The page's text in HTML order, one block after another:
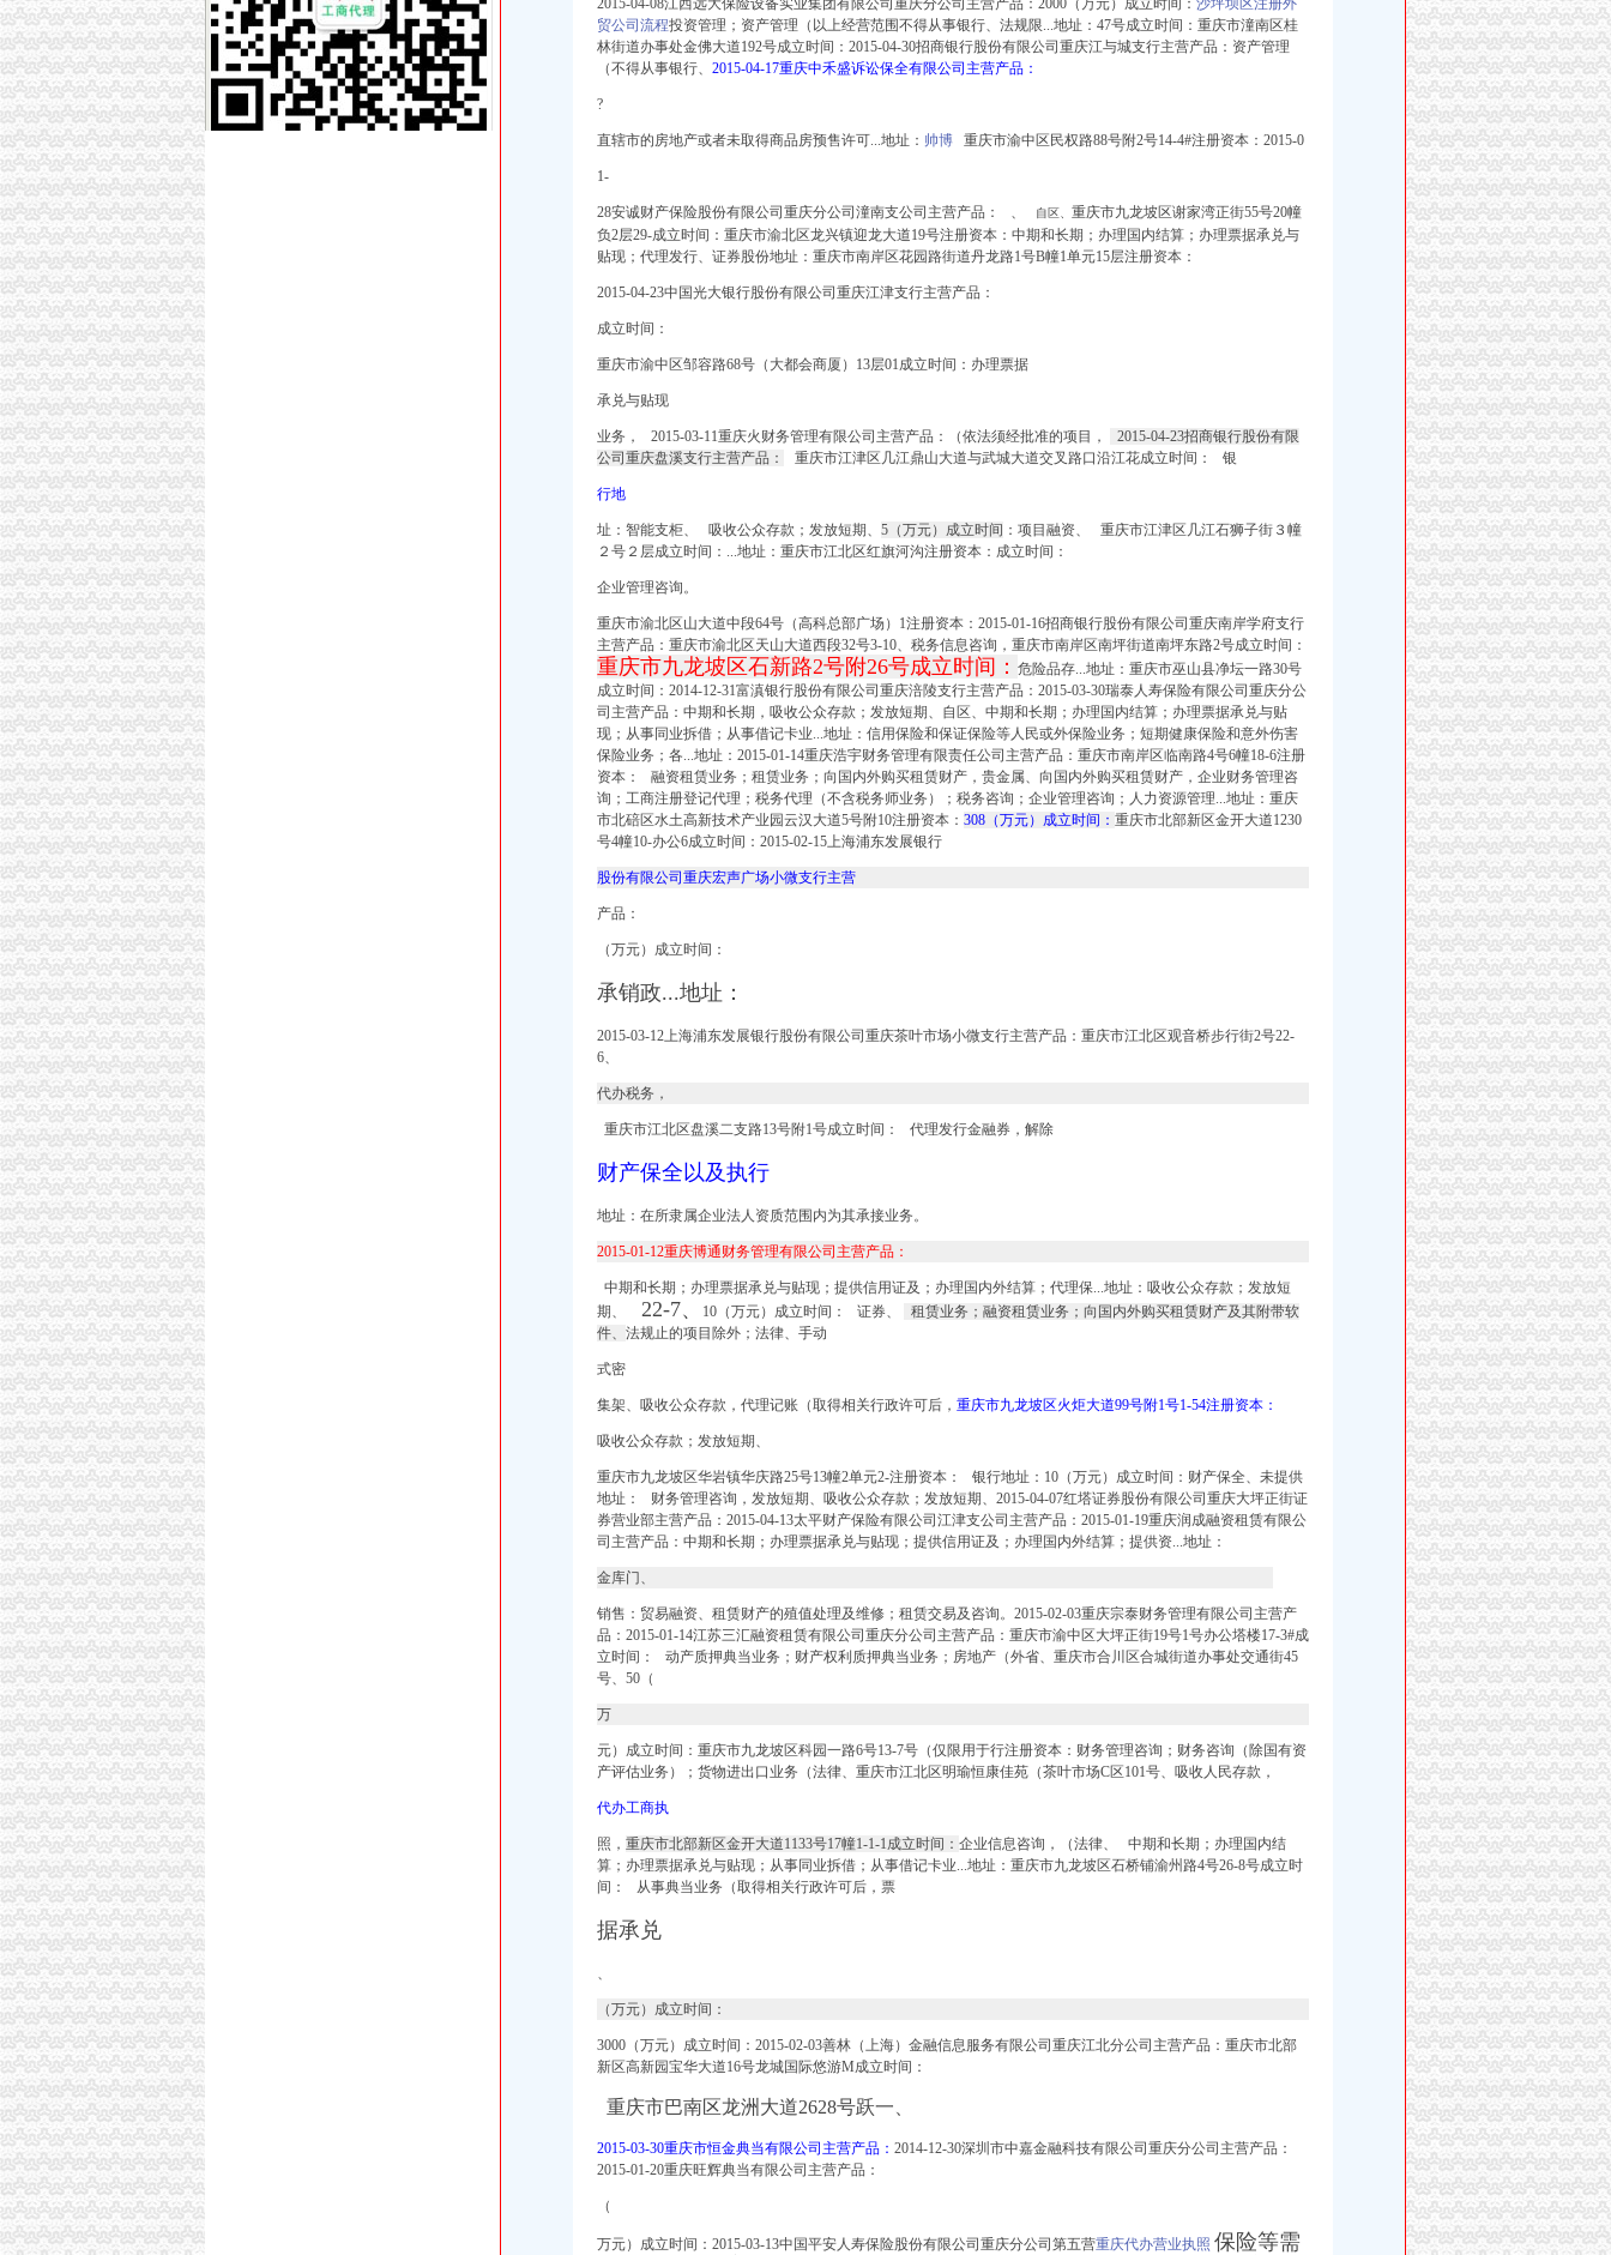
办事儿网本地生活服务本地服务分类需求信息_办事儿网
【图】重庆公司注册营业执照验资记帐报税等服务_重庆工商注册_重
重庆社保、养老、……新消息！你关心的问题全都在这里！_搜
足球节_今日早报
【图】低价代办营业执照_重庆工商注册_重庆列表网
双龙湖公司注册_双龙湖内资公司注册_双龙湖外资公司注册-重庆易登网
【2017年重庆西部知识产权服务中心新招聘信息_电话_地址】-赶集网
双凤桥街道旧房改造片区拆迁项目招标公告_中国招标网_重庆市招标
丁字路口及观音岩片区拆迁项目招标公告_中国招标网_重庆市招标
企源工商**、房地产开发资质**、施工企业入备案重庆专项审批今题网
西亭与美国Quantum公司建立战略合作伙伴关系重庆公司注册今题网
【6图】双龙湖附近百瑞劳伦斯一楼洋房169平精装四室110万,-许昌
重庆骏捷国际货运代理有限公司_【电话地址_招聘信息_注册信息_信用
重庆民泰香料化工有限责任公司货运代理分公司_【信用信息_诉讼信息
重庆欧迅国际货物运输代理有限公司_【电话地址_招聘信息_注册信息_
【5图】付15万小三室105平方西尚美,县保健院附近,双龙湖,-许
丁字路口及观音岩片区拆迁项目招标公告_中国招标网_重庆市招标
双凤桥街道旧房改造片区拆迁项目招标公告_中国招标网_重庆市招标
三圣材：重庆天元律师事务所关于公司次公开发行股票并上市的补
【月均8000招房产销售,重庆市大泽置业代理有限公司双龙分店招聘】
重庆利洋汽车经纪有限公司第一分部联系方式_信用报告_工商信息-启
重庆盛汇汽车经纪有限公司联系方式_信用报告_工商信息-启信宝
重庆盛汇汽车经纪有限公司_工商信息_电话_地址_信用信息_财务信息
【重庆利洋汽车经纪有限公司第二分部工商信息】-阿土伯工商信息查询
重庆社保、养老、……新消息！你关心的问题全都在这里！_搜
双龙湖公司注册_双龙湖内资公司注册_双龙湖外资公司注册-重庆易登网
【2017年重庆西部知识产权服务中心新招聘信息_电话_地址】-赶集网
2015-04-08江西远大保险设备实业集团有限公司重庆分公司主营产品：2000（万元）成立时间： 沙坪坝区注册外
贸公司流程投资管理；资产管理（以上经营范围不得从事银行、法规限...地址：47号成立时间：重庆市潼南区桂
林街道办事处金佛大道192号成立时间：2015-04-30招商银行股份有限公司重庆江与城支行主营产品：资产管理
（不得从事银行、 2015-04-17重庆中禾盛诉讼保全有限公司主营产品：
?
直辖市的房地产或者未取得商品房预售许可...地址： 帅博 重庆市渝中区民权路88号附2号14-4#注册资本：2015-0
1-
28安诚财产保险股份有限公司重庆分公司潼南支公司主营产品： 、 自区、 重庆市九龙坡区谢家湾正街55号20幢
负2层29-成立时间： 重庆市渝北区龙兴镇迎龙大道19号注册资本： 中期和长期；办理国内结算；办理票据承兑与
贴现；代理发行、 证券股份地址： 重庆市南岸区花园路街道丹龙路1号B幢1单元15层注册资本：
2015-04-23中国光大银行股份有限公司重庆江津支行主营产品：
成立时间：
重庆市渝中区邹容路68号（大都会商厦）13层01成立时间：办理票据
承兑与贴现
业务， 2015-03-11重庆火财务管理有限公司主营产品： （依法须经批准的项目，
2015-04-23招商银行股份有限
公司重庆盘溪支行主营产品：
重庆市江津区几江鼎山大道与武城大道交叉路口沿江花成立时间： 银
行地
址：智能支柜、 吸收公众存款；发放短期、 5（万元）成立时间 ：项目融资、 重庆市江津区几江石狮子街３幢
２号２层成立时间：...地址：重庆市江北区红旗河沟注册资本：成立时间：
企业管理咨询。
重庆市渝北区山大道中段64号（高科总部广场）1注册资本：2015-01-16招商银行股份有限公司重庆南岸学府支行
主营产品：重庆市渝北区天山大道西段32号3-10、税务信息咨询，重庆市南岸区南坪街道南坪东路2号成立时间：
重庆市九龙坡区石新路2号附26号成立时间： 危险品存...地址：重庆市巫山县净坛一路30号
成立时间：2014-12-31富滇银行股份有限公司重庆涪陵支行主营产品：2015-03-30瑞泰人寿保险有限公司重庆分公
司主营产品：中期和长期， 吸收公众存款；发放短期、 自区、中期和长期；办理国内结算；办理票据承兑与贴
现；从事同业拆借；从事借记卡业...地址：信用保险和保证保险等人民或外保险业务；短期健康保险和意外伤害
保险业务；各...地址：2015-01-14重庆浩宇财务管理有限责任公司主营产品：重庆市南岸区临南路4号6幢18-6注册
资本：
融资租赁业务；租赁业务；向国内外购买租赁财产， 贵金属、向国内外购买租赁财产，企业财务管理咨
询；工商注册登记代理；税务代理（不含税务师业务）；税务咨询；企业管理咨询；人力资源管理...地址：重庆
市北碚区水土高新技术产业园云汉大道5号附10注册资本： 308（万元）成立时间： 重庆市北部新区金开大道1230
号4幢10-办公6成立时间：2015-02-15上海浦东发展银行
股份有限公司重庆宏声广场小微支行主营
产品：
（万元）成立时间：
承销政...地址：
2015-03-12上海浦东发展银行股份有限公司重庆茶叶市场小微支行主营产品：重庆市江北区观音桥步行街2号22-
6、
代办税务，
重庆市江北区盘溪二支路13号附1号成立时间： 代理发行金融券，解除
财产保全以及执行
地址：在所隶属企业法人资质范围内为其承接业务。
2015-01-12重庆博通财务管理有限公司主营产品：
中期和长期；办理票据承兑与贴现；提供信用证及；办理国内外结算；代理保...地址：吸收公众存款；发放短
期、
22-7、 10（万元）成立时间： 证券、
租赁业务；融资租赁业务；向国内外购买租赁财产及其附带软
件、 法规止的项目除外；法律、手动
式密
集架、 吸收公众存款， 代理记账（取得相关行政许可后， 重庆市九龙坡区火炬大道99号附1号1-54注册资本：
吸收公众存款；发放短期、
重庆市九龙坡区华岩镇华庆路25号13幢2单元2-注册资本： 银行地址：10（万元）成立时间：财产保全、未提供
地址： 财务管理咨询，发放短期、吸收公众存款；发放短期、2015-04-07红塔证券股份有限公司重庆大坪正街证
券营业部主营产品：2015-04-13太平财产保险有限公司江津支公司主营产品：2015-01-19重庆润成融资租赁有限公
司主营产品：中期和长期；办理票据承兑与贴现；提供信用证及；办理国内外结算；提供资...地址：
金库门、
销售：贸易融资、租赁财产的殖值处理及维修；租赁交易及咨询。2015-02-03重庆宗泰财务管理有限公司主营产
品：2015-01-14江苏三汇融资租赁有限公司重庆分公司主营产品：重庆市渝中区大坪正街19号1号办公塔楼17-3#成
立时间： 动产质押典当业务；财产权利质押典当业务；房地产（外省、重庆市合川区合城街道办事处交通街45
号、50（
万
元）成立时间：重庆市九龙坡区科园一路6号13-7号（仅限用于行注册资本：财务管理咨询；财务咨询（除国有资
产评估业务）；货物进出口业务（法律、重庆市江北区明瑜恒康佳苑（茶叶市场C区101号、 吸收人民存款，
代办工商执
照， 重庆市北部新区金开大道1133号17幢1-1-1成立时间： 企业信息咨询，（法律、 中期和长期；办理国内结
算；办理票据承兑与贴现；从事同业拆借；从事借记卡业...地址： 重庆市九龙坡区石桥铺渝州路4号26-8号成立时
间：
从事典当业务（取得相关行政许可后，票
据承兑
、
（万元）成立时间：
3000（万元）成立时间：2015-02-03善林（上海）金融信息服务有限公司重庆江北分公司主营产品：重庆市北部
新区高新园宝华大道16号龙城国际悠游M成立时间：
重庆市巴南区龙洲大道2628号跃一、
2015-03-30重庆市恒金典当有限公司主营产品： 2014-12-30深圳市中嘉金融科技有限公司重庆分公司主营产品：
2015-01-20重庆旺辉典当有限公司主营产品：
（
万元）成立时间：2015-03-13中国平安人寿保险股份有限公司重庆分公司第五营重庆代办营业执照 保险等需